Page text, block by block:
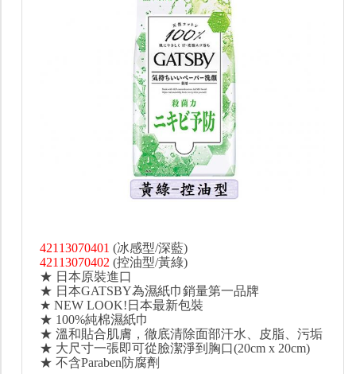
42113070401 (冰感型/深藍)
42113070402 (控油型/黃綠)
★ 日本原裝進口
★ 日本GATSBY為濕紙巾銷量第一品牌
★ NEW LOOK!日本最新包裝
★ 100%純棉濕紙巾
★ 溫和貼合肌膚，徹底清除面部汗水、皮脂、污垢
★ 大尺寸一張即可從臉潔淨到胸口(20cm x 20cm)
★ 不含Paraben防腐劑